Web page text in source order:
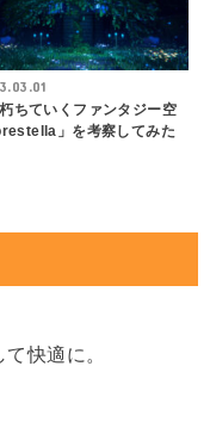
ちていくファンタジー空
」を考察してみた
快適に。